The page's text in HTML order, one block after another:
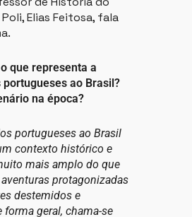
Elias Feitosa, fala
que representa a
portugueses ao Brasil?
na época?
portugueses ao Brasil
contexto histórico e
mais amplo do que
protagonizadas
destemidos e
forma geral, chama-se